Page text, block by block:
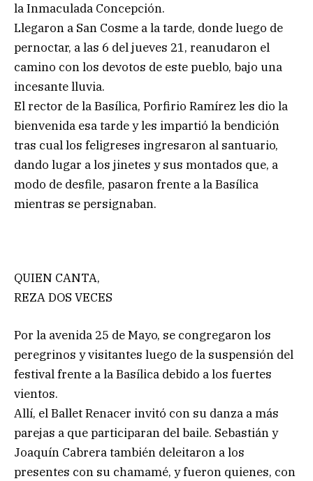
la Inmaculada Concepción.
Llegaron a San Cosme a la tarde, donde luego de
pernoctar, a las 6 del jueves 21, reanudaron el
camino con los devotos de este pueblo, bajo una
incesante lluvia.
El rector de la Basílica, Porfirio Ramírez les dio la
bienvenida esa tarde y les impartió la bendición
tras cual los feligreses ingresaron al santuario,
dando lugar a los jinetes y sus montados que, a
modo de desfile, pasaron frente a la Basílica
mientras se persignaban.
QUIEN CANTA,
REZA DOS VECES
Por la avenida 25 de Mayo, se congregaron los
peregrinos y visitantes luego de la suspensión del
festival frente a la Basílica debido a los fuertes
vientos.
Allí, el Ballet Renacer invitó con su danza a más
parejas a que participaran del baile. Sebastián y
Joaquín Cabrera también deleitaron a los
presentes con su chamamé, y fueron quienes, con